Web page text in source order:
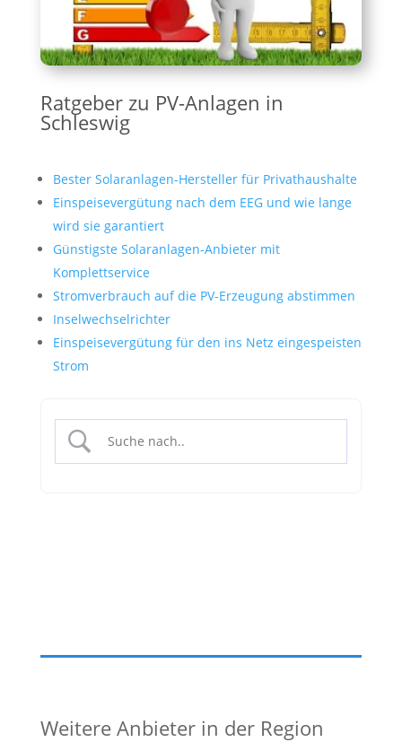
Ratgeber zu PV-Anlagen in
Schleswig
Bester Solaranlagen-Hersteller für Privathaushalte
Einspeisevergütung nach dem EEG und wie lange
wird sie garantiert
Günstigste Solaranlagen-Anbieter mit
Komplettservice
Stromverbrauch auf die PV-Erzeugung abstimmen
Inselwechselrichter
Einspeisevergütung für den ins Netz eingespeisten
Strom
Weitere Anbieter in der Region